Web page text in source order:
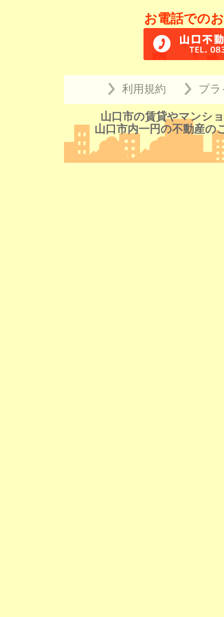
お電話での
利用規約 プ
山口市の賃貸やマンシ
山口市内一円の不動産の